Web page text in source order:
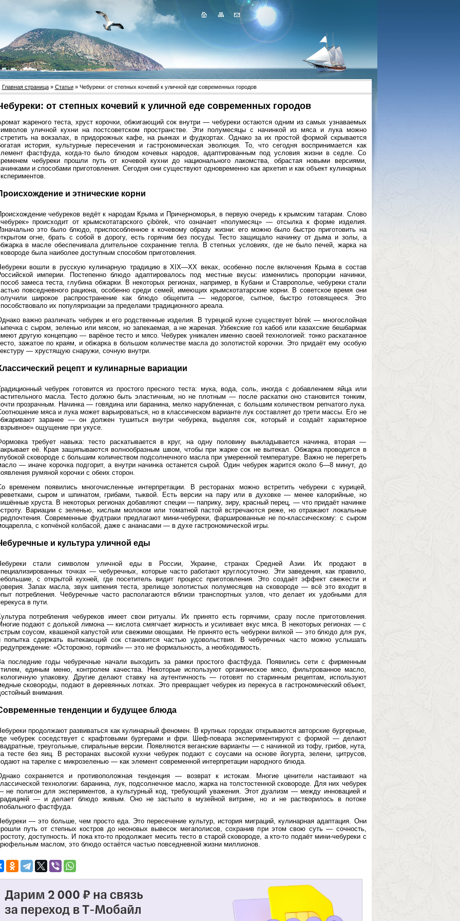
Главная страница» Статьи» Чебуреки: от степных кочевий к уличной еде современных городов
от степных кочевий к уличной еде современных городов
жареного теста, хруст корочки, обжигающий сок внутри — чебуреки остаются одним из самых узнаваемых
уличной кухни на постсоветском пространстве. Эти полумесяцы с начинкой из мяса и лука можно
на вокзалах, в придорожных кафе, на рынках и фудкортах. Однако за их простой формой скрывается
история, культурные пересечения и гастрономическая эволюция. То, что сегодня воспринимается как
фастфуда, когда-то было блюдом кочевых народов, адаптированным под условия жизни в седле. Со
чебуреки прошли путь от кочевой кухни до национального лакомства, обрастая новыми версиями,
и способами приготовления. Сегодня они существуют одновременно как архетип и как объект кулинарных
и этнические корни
чебуреков ведёт к народам Крыма и Причерноморья, в первую очередь к крымским татарам. Слово
происходит от крымскотатарского çibörek, что означает «полумесяц» — отсылка к форме изделия.
это было блюдо, приспособленное к кочевому образу жизни: его можно было быстро приготовить на
огне, брать с собой в дорогу, есть горячим без посуды. Тесто защищало начинку от дыма и золы, а
в масле обеспечивала длительное сохранение тепла. В степных условиях, где не было печей, жарка на
была наиболее доступным способом приготовления.
вошли в русскую кулинарную традицию в XIX—XX веках, особенно после включения Крыма в состав
империи. Постепенно блюдо адаптировалось под местные вкусы: изменились пропорции начинки,
замеса теста, глубина обжарки. В некоторых регионах, например, в Кубани и Ставрополье, чебуреки стали
повседневного рациона, особенно среди семей, имеющих крымскотатарские корни. В советское время они
широкое распространение как блюдо общепита — недорогое, сытное, быстро готовящееся. Это
их популяризации за пределами традиционного ареала.
важно различать чебурек и его родственные изделия. В турецкой кухне существует börek — многослойная
с сыром, зеленью или мясом, но запекаемая, а не жареная. Узбекские гоз кабоб или казахские бешбармак
другую концепцию — варёное тесто и мясо. Чебурек уникален именно своей технологией: тонко раскатанное
зажатое по краям, и обжарка в большом количестве масла до золотистой корочки. Это придаёт ему особую
— хрустящую снаружи, сочную внутри.
рецепт и кулинарные вариации
чебурек готовится из простого пресного теста: мука, вода, соль, иногда с добавлением яйца или
масла. Тесто должно быть эластичным, но не плотным — после раскатки оно становится тонким,
прозрачным. Начинка — говядина или баранина, мелко нарубленная, с большим количеством репчатого лука.
мяса и лука может варьироваться, но в классическом варианте лук составляет до трети массы. Его не
заранее — он должен тушиться внутри чебурека, выделяя сок, который и создаёт характерное
ощущение при укусе.
требует навыка: тесто раскатывается в круг, на одну половину выкладывается начинка, вторая —
её. Края защипываются волнообразным швом, чтобы при жарке сок не вытекал. Обжарка проводится в
сковороде с большим количеством подсолнечного масла при умеренной температуре. Важно не перегреть
— иначе корочка подгорит, а внутри начинка останется сырой. Один чебурек жарится около 6—8 минут, до
румяной корочки с обеих сторон.
временем появились многочисленные интерпретации. В ресторанах можно встретить чебуреки с курицей,
сыром и шпинатом, грибами, тыквой. Есть версии на пару или в духовке — менее калорийные, но
хруста. В некоторых регионах добавляют специи — паприку, зиру, красный перец, — что придаёт начинке
Вариации с зеленью, кислым молоком или томатной пастой встречаются реже, но отражают локальные
Современные фудтраки предлагают мини-чебуреки, фаршированные не по-классическому: с сыром
с копчёной колбасой, даже с ананасами — в духе гастрономической игры.
и культура уличной еды
стали символом уличной еды в России, Украине, странах Средней Азии. Их продают в
точках — чебуречных, которые часто работают круглосуточно. Эти заведения, как правило,
с открытой кухней, где посетитель видит процесс приготовления. Это создаёт эффект свежести и
Запах масла, звук шипения теста, зрелище золотистых полумесяцев на сковороде — всё это входит в
потребления. Чебуречные часто располагаются вблизи транспортных узлов, что делает их удобными для
в пути.
потребления чебуреков имеет свои ритуалы. Их принято есть горячими, сразу после приготовления.
подают с долькой лимона — кислота смягчает жирность и усиливает вкус мяса. В некоторых регионах — с
соусом, квашеной капустой или свежими овощами. Не принято есть чебуреки вилкой — это блюдо для рук,
попытка сдержать вытекающий сок становится частью удовольствия. В чебуречных часто можно услышать
«Осторожно, горячий» — это не формальность, а необходимость.
последние годы чебуречные начали выходить за рамки простого фастфуда. Появились сети с фирменным
единым меню, контролем качества. Некоторые используют органическое мясо, фильтрованное масло,
упаковку. Другие делают ставку на аутентичность — готовят по старинным рецептам, используют
сковороды, подают в деревянных лотках. Это превращает чебурек из перекуса в гастрономический объект,
внимания.
тенденции и будущее блюда
продолжают развиваться как кулинарный феномен. В крупных городах открываются авторские бургерные,
чебурек соседствует с крафтовыми бургерами и фри. Шеф-повара экспериментируют с формой — делают
треугольные, спиральные версии. Появляются веганские варианты — с начинкой из тофу, грибов, нута,
тесте без яиц. В ресторанах высокой кухни чебурек подают с соусами на основе йогурта, зелени, цитрусов,
на тарелке с микрозеленью — как элемент современной интерпретации народного блюда.
сохраняется и противоположная тенденция — возврат к истокам. Многие ценители настаивают на
технологии: баранина, лук, подсолнечное масло, жарка на толстостенной сковороде. Для них чебурек
не полигон для экспериментов, а культурный код, требующий уважения. Этот дуализм — между инновацией и
— и делает блюдо живым. Оно не застыло в музейной витрине, но и не растворилось в потоке
фастфуда.
— это больше, чем просто еда. Это пересечение культур, история миграций, кулинарная адаптация. Они
путь от степных костров до неоновых вывесок мегаполисов, сохранив при этом свою суть — сочность,
доступность. И пока кто-то продолжает месить тесто в старой сковороде, а кто-то подаёт мини-чебуреки с
маслом, это блюдо остаётся частью повседневной жизни миллионов.